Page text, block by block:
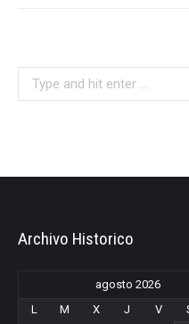
Archivo Historico
agosto 2026
L
M X J V